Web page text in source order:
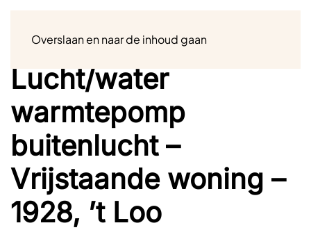
Overslaan en naar de inhoud gaan
Lucht/water
warmtepomp
buitenlucht –
Vrijstaande woning –
1928, ’t Loo